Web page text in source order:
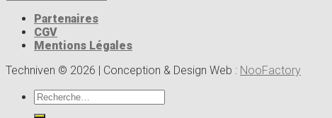
Partenaires
CGV
Mentions Légales
Techniven © 2026 | Conception & Design Web : NooFactory
Recherche